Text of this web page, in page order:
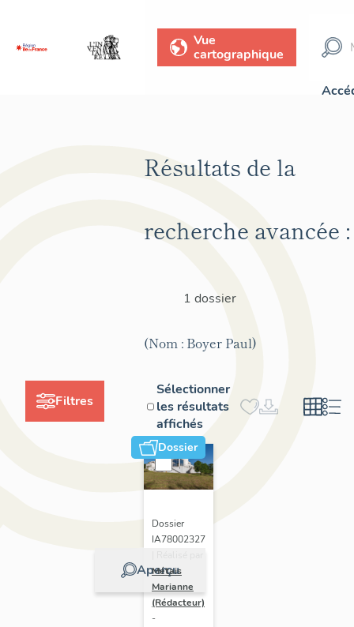
Vue
cartographique
Filtres
Résultats de la
recherche avancée :
1 dossier
(Nom : Boyer Paul)
Sélectionner
les résultats
affichés
Dossier
Aperçu
Dossier
IA78002327
Métais
Marianne
(Rédacteur)
-